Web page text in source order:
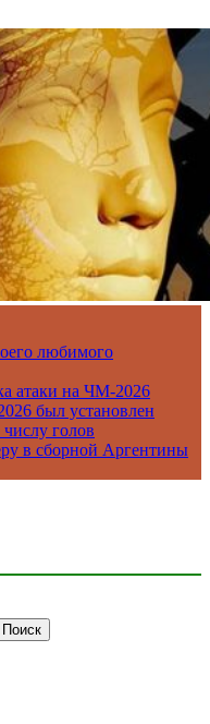
любимого
атаки на ЧМ-2026
был установлен
голов
в сборной Аргентины